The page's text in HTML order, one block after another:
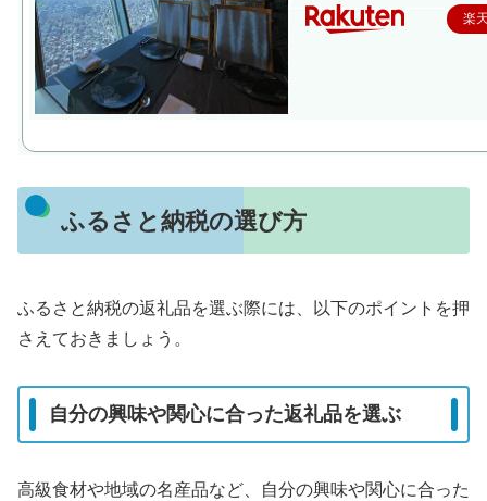
楽
ふるさと納税の選び方
ふるさと納税の返礼品を選ぶ際には、以下のポイントを押
さえておきましょう。
自分の興味や関心に合った返礼品を選ぶ
高級食材や地域の名産品など、自分の興味や関心に合った